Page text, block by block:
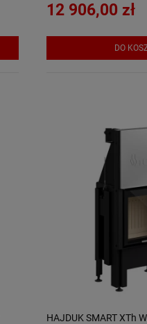
12 906,00 zł
DO
HAJDUK SMART XTh